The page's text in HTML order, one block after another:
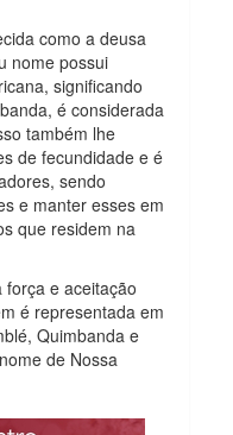
como a deusa
nome possui
significando
é considerada
também lhe
de fecundidade e é
sendo
e manter esses em
que residem na
e aceitação
é representada em
Quimbanda e
de Nossa